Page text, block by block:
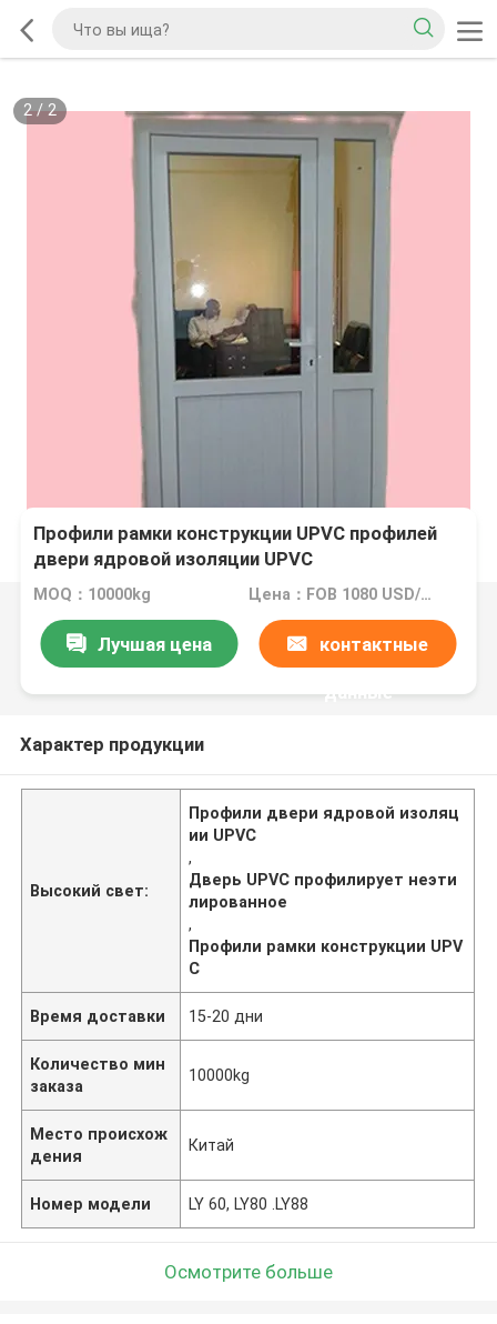
2/2
Профили рамки конструкции UPVC профилей
двери ядровой изоляции UPVC
неэтилированные
MOQ：10000kg Цена：FOB 1080 USD/TON
Лучшая цена контактные
данные
Характер продукции
Высокий свет:
Профили двери ядровой изоляц
ии UPVC
,
Дверь UPVC профилирует неэти
лированное
,
Профили рамки конструкции UPV
C
Время доставки 15-20 дни
Количество мин
заказа
10000kg
Место происхож
дения
Китай
Номер модели LY 60, LY80 .LY88
Осмотрите больше